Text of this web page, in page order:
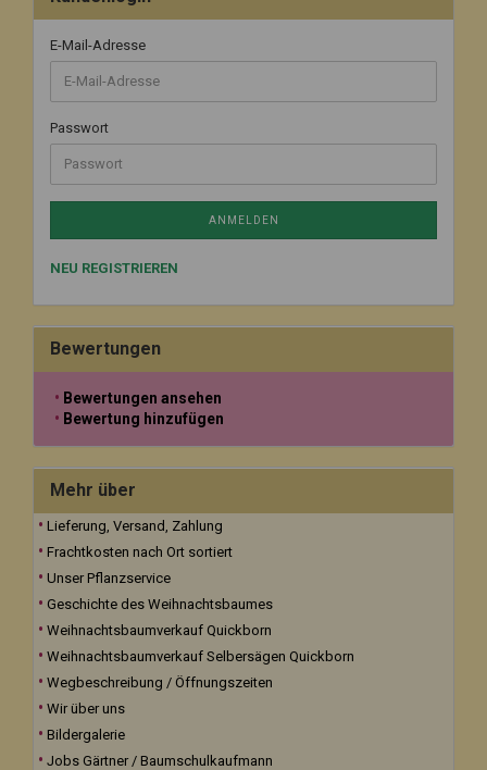
E-Mail-Adresse
Passwort
ANMELDEN
NEU REGISTRIEREN
Bewertungen
Bewertungen ansehen
Bewertung hinzufügen
Mehr über
Lieferung, Versand, Zahlung
Frachtkosten nach Ort sortiert
Unser Pflanzservice
Geschichte des Weihnachtsbaumes
Weihnachtsbaumverkauf Quickborn
Weihnachtsbaumverkauf Selbersägen Quickborn
Wegbeschreibung / Öffnungszeiten
Wir über uns
Bildergalerie
Jobs Gärtner / Baumschulkaufmann